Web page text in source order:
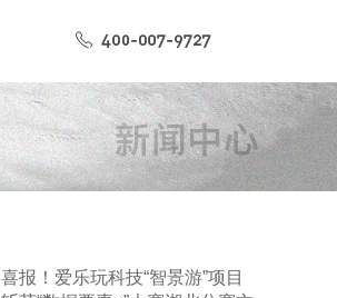
喜报！爱乐玩科技“智景游”项目